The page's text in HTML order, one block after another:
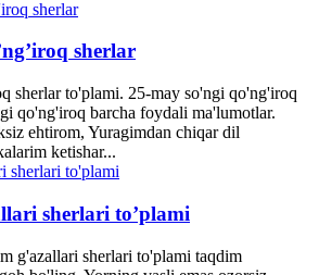
sherlar
sherlar to'plami. 25-may so'ngi qo'ng'iroq
qo'ng'iroq barcha foydali ma'lumotlar.
ehtirom, Yuragimdan chiqar dil
ketishar...
sherlari to’plami
g'azallari sherlari to'plami taqdim